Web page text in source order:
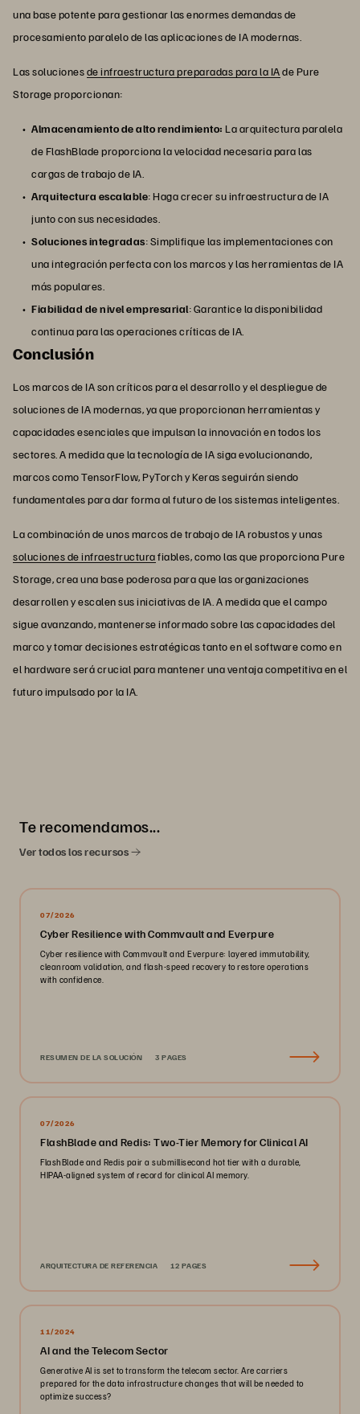
una base potente para gestionar las enormes demandas de
procesamiento paralelo de las aplicaciones de IA modernas.
Las solucionesde infraestructura preparadas para la IAde Pure
Storage proporcionan:
Almacenamiento de alto rendimiento: La arquitectura paralela
de FlashBlade proporciona la velocidad necesaria para las
cargas de trabajo de IA.
Arquitectura escalable: Haga crecer su infraestructura de IA
junto con sus necesidades.
Soluciones integradas: Simplifique las implementaciones con
una integración perfecta con los marcos y las herramientas de IA
más populares.
Fiabilidad de nivel empresarial: Garantice la disponibilidad
continua para las operaciones críticas de IA.
Conclusión
Los marcos de IA son críticos para el desarrollo y el despliegue de
soluciones de IA modernas, ya que proporcionan herramientas y
capacidades esenciales que impulsan la innovación en todos los
sectores. A medida que la tecnología de IA siga evolucionando,
marcos como TensorFlow, PyTorch y Keras seguirán siendo
fundamentales para dar forma al futuro de los sistemas inteligentes.
La combinación de unos marcos de trabajo de IA robustos y unas
soluciones de infraestructurafiables, como las que proporciona Pure
Storage, crea una base poderosa para que las organizaciones
desarrollen y escalen sus iniciativas de IA. A medida que el campo
sigue avanzando, mantenerse informado sobre las capacidades del
marco y tomar decisiones estratégicas tanto en el software como en
el hardware será crucial para mantener una ventaja competitiva en el
futuro impulsado por la IA.
Te recomendamos...
Ver todos los recursos
07/2026
Cyber Resilience with Commvault and Everpure
Cyber resilience with Commvault and Everpure: layered immutability,
cleanroom validation, and flash-speed recovery to restore operations
with confidence.
RESUMEN DE LA SOLUCIÓN 3 PAGES
07/2026
FlashBlade and Redis: Two-Tier Memory for Clinical AI
FlashBlade and Redis pair a submillisecond hot tier with a durable,
HIPAA-aligned system of record for clinical AI memory.
ARQUITECTURA DE REFERENCIA 12 PAGES
11/2024
AI and the Telecom Sector
Generative AI is set to transform the telecom sector. Are carriers
prepared for the data infrastructure changes that will be needed to
optimize success?